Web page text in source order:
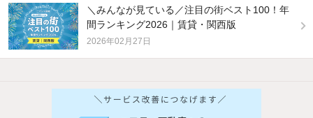
＼みんなが見ている／注目の街ベスト100！年
間ランキング2026｜賃貸・関西版
2026年02月27日
他の人はこんな条件で絞り込んでいます！